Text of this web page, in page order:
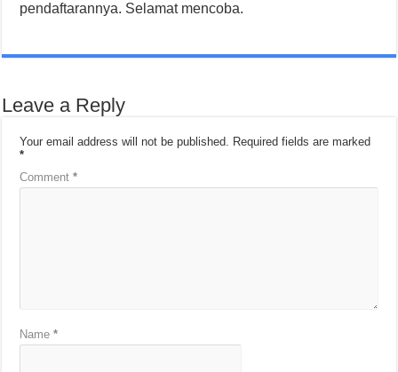
pendaftarannya. Selamat mencoba.
Leave a Reply
Your email address will not be published. Required fields are marked
*
Comment*
Name*